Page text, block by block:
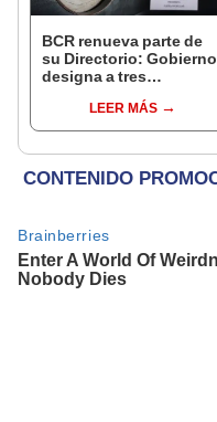
BCR renueva parte de
su Directorio: Gobierno
designa a tres
EjecutivoLEER MÁS